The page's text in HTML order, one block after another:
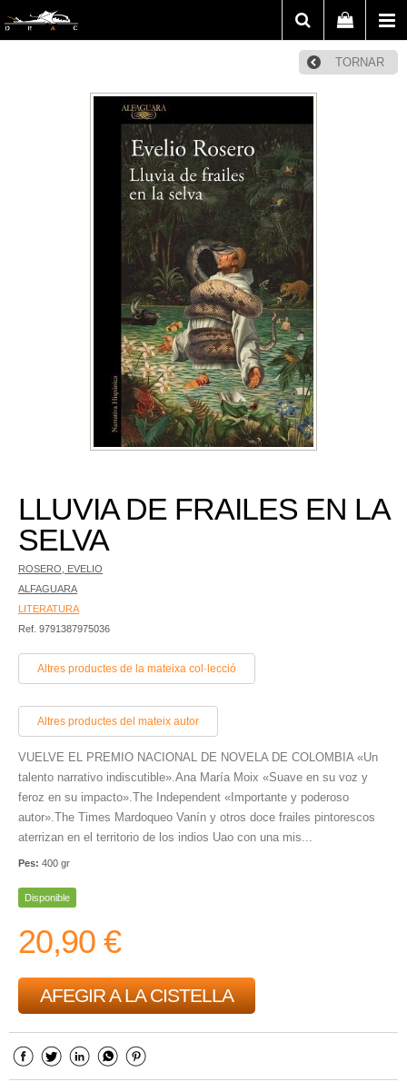
TORNAR
LLUVIA DE FRAILES EN LA
SELVA
ROSERO, EVELIO
ALFAGUARA
LITERATURA
Ref. 9791387975036
Altres productes de la mateixa col·lecció
Altres productes del mateix autor
VUELVE EL PREMIO NACIONAL DE NOVELA DE COLOMBIA «Un
talento narrativo indiscutible».Ana María Moix «Suave en su voz y
feroz en su impacto».The Independent «Importante y poderoso
autor».The Times Mardoqueo Vanín y otros doce frailes pintorescos
aterrizan en el territorio de los indios Uao con una mis...
Pes: 400 gr
Disponible
20,90 €
AFEGIR A LA CISTELLA